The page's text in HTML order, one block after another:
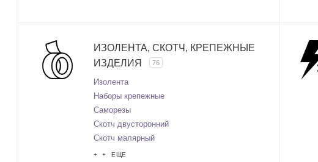
ИЗОЛЕНТА, СКОТЧ, КРЕПЕЖНЫЕ
ИЗДЕЛИЯ
76
Изолента
Наборы крепежные
Саморезы
Скотч двусторонний
Скотч малярный
+ + ЕЩЕ